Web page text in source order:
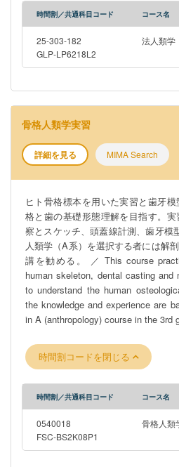
時間割／共通科目コード コース名
25-303-182
GLP-LP6218L2
法人類学
骨格人類学実習
詳細を見る MIMA Search
ヒト骨格標本を用いた実習と歯牙
格と歯の基礎形態理解を目指す。
察とスケッチ、頭蓋線計測、歯牙模
人類学（A系）を選択する者には解
講を勧める。 ／ This course
human skeleton, dental casting and
to understand the human
the knowledge and experience are
in A (anthropology) course in the 3rd
時間割コードを閉じる
時間割／共通科目コード コース名
0540018
FSC-BS2K08P1
骨格人類